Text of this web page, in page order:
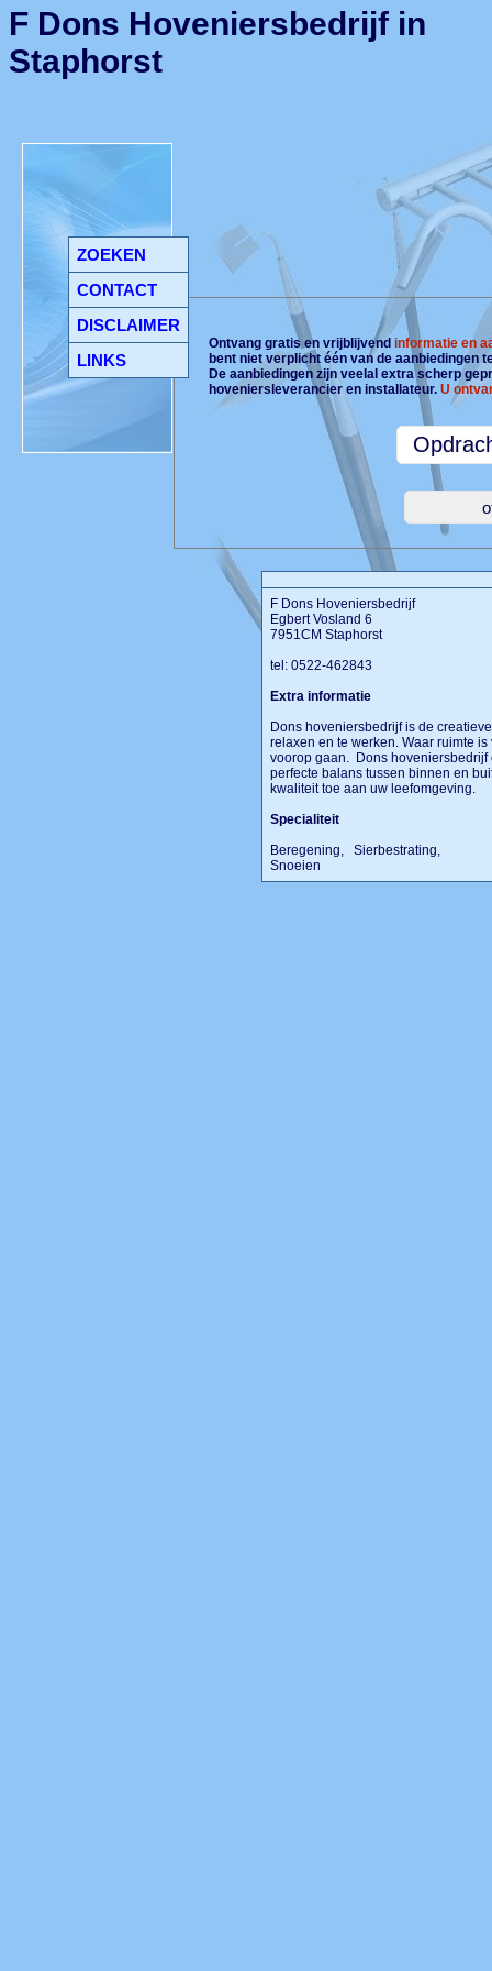
ZOEKEN
CONTACT
DISCLAIMER
LINKS
F Dons Hoveniersbedrijf in
Staphorst
Ontvang gratis en vrijblijvendinformatie en
bent niet verplicht één van de aanbiedingen
De aanbiedingen zijn veelal extra scherp
hoveniersleverancier en installateur.U
F Dons Hoveniersbedrijf
Egbert Vosland 6
7951CM Staphorst
tel: 0522-462843
Extra informatie
Dons hoveniersbedrijf is de
relaxen en te werken. Waar ruimte
voorop gaan. Dons
perfecte balans tussen binnen en
kwaliteit toe aan uw leefomgeving.
Specialiteit
Beregening, Sierbestrating,
Snoeien